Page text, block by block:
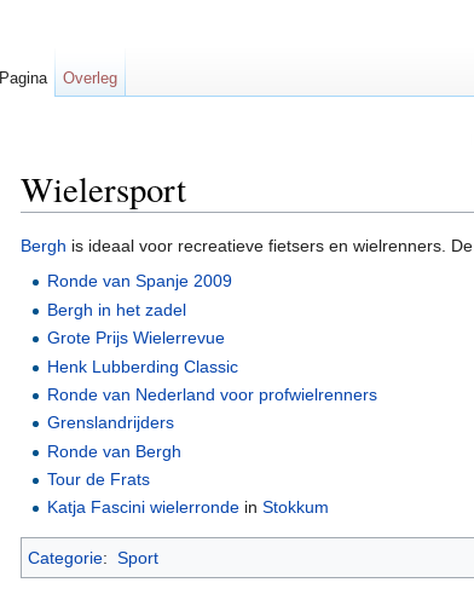
Wielersport
Bergh is ideaal voor recreatieve fietsers en wielrenners. De
Ronde van Spanje 2009
Bergh in het zadel
Grote Prijs Wielerrevue
Henk Lubberding Classic
Ronde van Nederland voor profwielrenners
Grenslandrijders
Ronde van Bergh
Tour de Frats
Katja Fascini wielerronde inStokkum
Categorie: Sport
Pagina Overleg